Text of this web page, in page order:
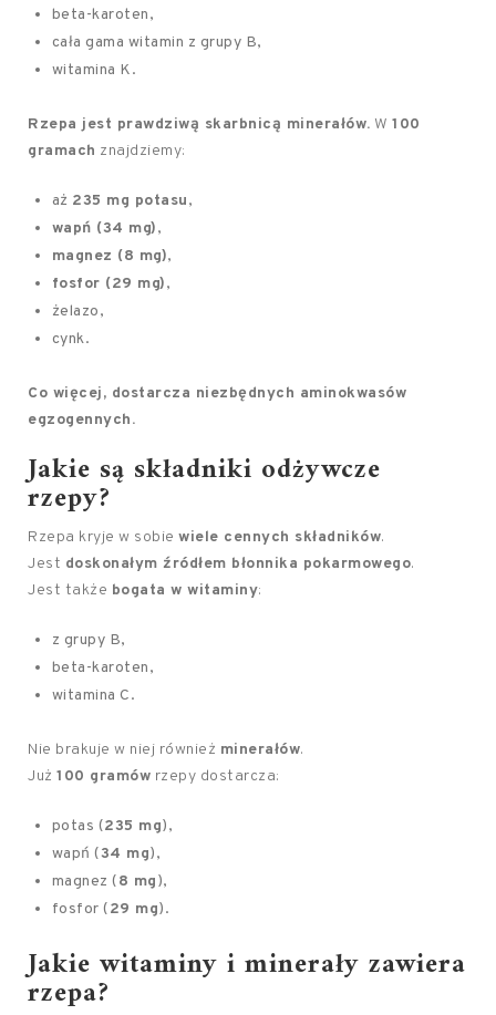
beta-karoten,
cała gama witamin z grupy B,
witamina K.
Rzepa jest prawdziwą skarbnicą minerałów. W 100
gramach znajdziemy:
aż 235 mg potasu,
wapń (34 mg),
magnez (8 mg),
fosfor (29 mg),
żelazo,
cynk.
Co więcej, dostarcza niezbędnych aminokwasów
egzogennych.
Jakie są składniki odżywcze
rzepy?
Rzepa kryje w sobie wiele cennych składników.
Jest doskonałym źródłem błonnika pokarmowego.
Jest także bogata w witaminy:
z grupy B,
beta-karoten,
witamina C.
Nie brakuje w niej również minerałów.
Już 100 gramów rzepy dostarcza:
potas (235 mg),
wapń (34 mg),
magnez (8 mg),
fosfor (29 mg).
Jakie witaminy i minerały zawiera
rzepa?